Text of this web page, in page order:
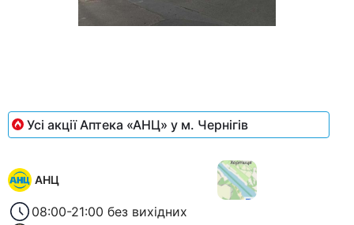
Усі акції Аптека «АНЦ» у м. Чернігів
АНЦ
08:00-21:00 без вихідних